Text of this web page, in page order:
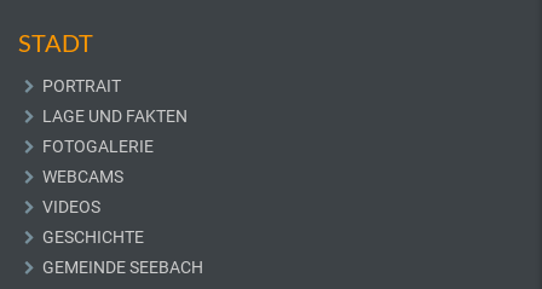
STADT
PORTRAIT
LAGE UND FAKTEN
FOTOGALERIE
WEBCAMS
VIDEOS
GESCHICHTE
GEMEINDE SEEBACH